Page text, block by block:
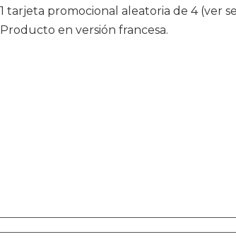
1 tarjeta promocional aleatoria de 4 (ver
Producto en versión francesa.